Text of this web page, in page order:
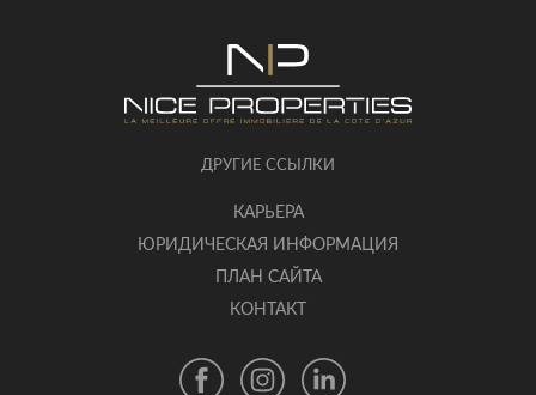
ДРУГИЕ ССЫЛКИ
КАРЬЕРА
ЮРИДИЧЕСКАЯ ИНФОРМАЦИЯ
ПЛАН САЙТА
КОНТАКТ